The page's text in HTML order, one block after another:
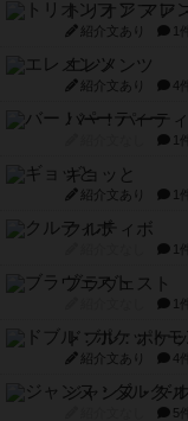
トリオンフ ア
紹介文あり 1
エレメンツ
紹介文あり 4
バー！パーテ
1
ギョッと
紹介文あり 1
クルティボ
1
ブラヴェスト
1
ドブル：ポケ
紹介文あり 4
ジャンヌ・ダ
5